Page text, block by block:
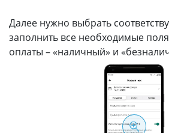
Далее нужно выбрать
заполнить все необходимые
оплаты – «наличный» и